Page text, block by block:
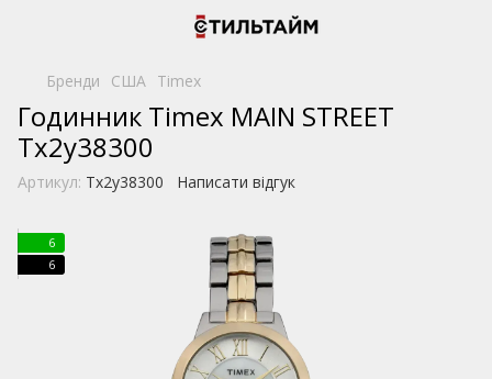
Бренди США Timex
Годинник Timex MAIN STREET
Tx2y38300
Артикул: Tx2y38300 Написати відгук
6
6